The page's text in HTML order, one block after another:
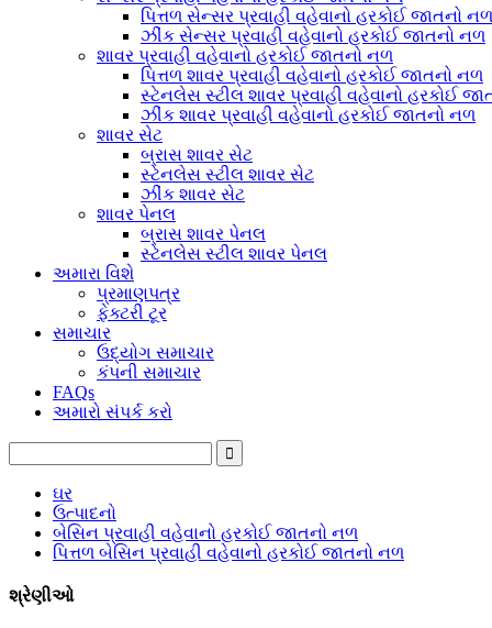
પિત્તળ સેન્સર પ્રવાહી વહેવાનો હરકોઈ જાતનો નળ
ઝીંક સેન્સર પ્રવાહી વહેવાનો હરકોઈ જાતનો નળ
શાવર પ્રવાહી વહેવાનો હરકોઈ જાતનો નળ
પિત્તળ શાવર પ્રવાહી વહેવાનો હરકોઈ જાતનો નળ
સ્ટેનલેસ સ્ટીલ શાવર પ્રવાહી વહેવાનો હરકોઈ
ઝીંક શાવર પ્રવાહી વહેવાનો હરકોઈ જાતનો નળ
શાવર સેટ
બ્રાસ શાવર સેટ
સ્ટેનલેસ સ્ટીલ શાવર સેટ
ઝીંક શાવર સેટ
શાવર પેનલ
બ્રાસ શાવર પેનલ
સ્ટેનલેસ સ્ટીલ શાવર પેનલ
અમારા વિશે
પ્રમાણપત્ર
ફેક્ટરી ટૂર
સમાચાર
ઉદ્યોગ સમાચાર
કંપની સમાચાર
FAQs
અમારો સંપર્ક કરો
ઘર
ઉત્પાદનો
બેસિન પ્રવાહી વહેવાનો હરકોઈ જાતનો નળ
પિત્તળ બેસિન પ્રવાહી વહેવાનો હરકોઈ જાતનો નળ
શ્રેણીઓ